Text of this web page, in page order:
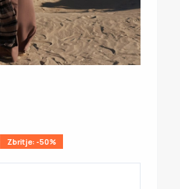
Zbritje: -50%